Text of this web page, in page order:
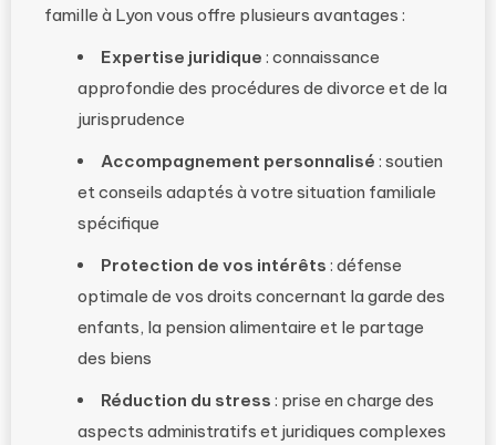
famille à Lyon vous offre plusieurs avantages :
Expertise juridique : connaissance
approfondie des procédures de divorce et de la
jurisprudence
Accompagnement personnalisé : soutien
et conseils adaptés à votre situation familiale
spécifique
Protection de vos intérêts : défense
optimale de vos droits concernant la garde des
enfants, la pension alimentaire et le partage
des biens
Réduction du stress : prise en charge des
aspects administratifs et juridiques complexes